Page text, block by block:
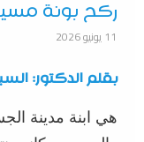
ركح بونة
11 يونيو 2026
بقلم الدكتور:
هي ابنة مدينة